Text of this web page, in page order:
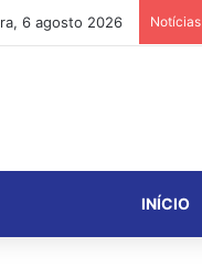
6 agosto 2026
INÍCIO